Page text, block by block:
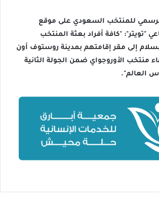
للمنتخب السعودي على موقع
"تويتر": "كافة أفراد بعثة المنتخب
إلى مقر إقامتهم بمدينة روستوف أون
منتخب الأوروجواي ضمن الجولة الثانية
العالم".